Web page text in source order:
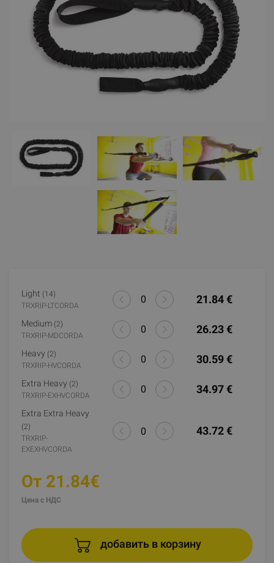
Light (14)
TRXRIP-LTCORDA
21.84 €
Medium (2)
TRXRIP-MDCORDA
26.23 €
Heavy (2)
TRXRIP-HVCORDA
30.59 €
Extra Heavy (2)
TRXRIP-EXHVCORDA
34.97 €
Extra Extra Heavy
(2)
TRXRIP-
EXEXHVCORDA
43.72 €
От 21.84€
Цена с НДС
добавить в корзину